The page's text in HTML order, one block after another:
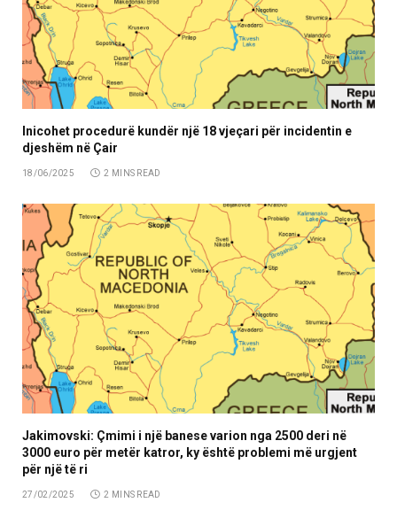
Inicohet procedurë kundër një 18 vjeçari për incidentin e
djeshëm në Çair
18/06/2025 2 MINS READ
Jakimovski: Çmimi i një banese varion nga 2500 deri në
3000 euro për metër katror, ​​ky është problemi më urgjent
për një të ri
27/02/2025 2 MINS READ